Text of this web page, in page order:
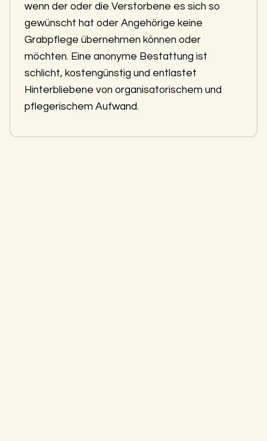
wenn der oder die Verstorbene es sich so
gewünscht hat oder Angehörige keine
Grabpflege übernehmen können oder
möchten. Eine anonyme Bestattung ist
schlicht, kostengünstig und entlastet
Hinterbliebene von organisatorischem und
pflegerischem Aufwand.